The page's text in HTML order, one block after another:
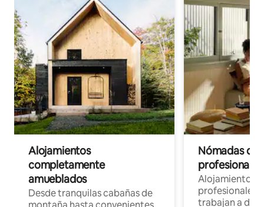
Alojamientos
completamente
amueblados
Desde tranquilas cabañas de
Nómadas
Alojamientos
profesionales
trabajan a